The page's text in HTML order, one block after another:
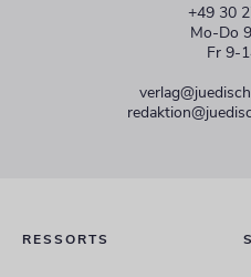
+49 30
Mo-Do
Fr 9-
RESSORTS